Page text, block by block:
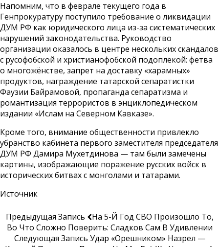
Напомним, что в феврале текущего года в
Генпрокуратуру поступило требование о ликвидации
ДУМ РФ как юридического лица из-за систематических
нарушений законодательства. Руководство
организации оказалось в центре нескольких скандалов
с русофобской и христианофобской подоплёкой: фетва
о многожёнстве, запрет на доставку «харамных»
продуктов, награждение татарской сепаратистки
Фаузии Байрамовой, пропаганда сепаратизма и
романтизация террористов в энциклопедическом
издании «Ислам на Северном Кавказе».
Кроме того, внимание общественности привлекло
убранство кабинета первого заместителя председателя
ДУМ РФ Дамира Мухетдинова — там были замечены
картины, изображающие поражение русских войск в
исторических битвах с монголами и татарами.
Источник
Предыдущая Запись
На 5-Й Год СВО Произошло То,
Во Что Сложно Поверить: Сладков Сам В Удивлении
Следующая Запись Удар «Орешником» Назрел —